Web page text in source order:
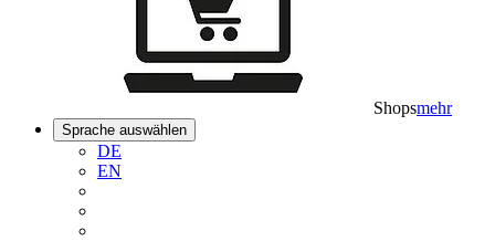
Shopsmehr
Sprache auswählen
DE
EN